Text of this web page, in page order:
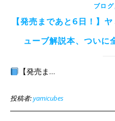
ブログ
【発売まであと6日！】
ューブ解説本、ついに
【発売ま…
投稿者:yamicubes